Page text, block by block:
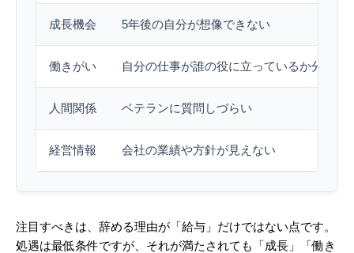
成長機会 5年後の自分が想像できない
働きがい 自分の仕事が誰の役に立っているか分から
人間関係 ベテランに質問しづらい
経営情報 会社の業績や方針が見えない
注目すべきは、辞める理由が「給与」だけではない点です。
処遇は最低条件ですが、それが満たされても「成長」「働き